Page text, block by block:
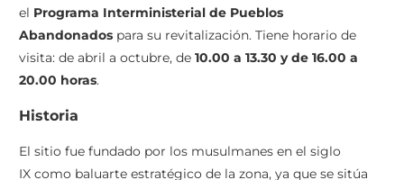
el Programa Interministerial de Pueblos
Abandonados para su revitalización. Tiene horario de
visita: de abril a octubre, de 10.00 a 13.30 y de 16.00 a
20.00 horas.
Historia
El sitio fue fundado por los musulmanes en el siglo
IX como baluarte estratégico de la zona, ya que se sitúa